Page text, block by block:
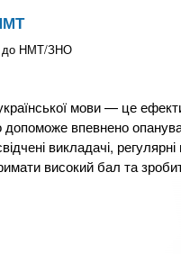
до НМТ/ЗНО
мови — це
допоможе впевнено
викладачі,
високий бал та